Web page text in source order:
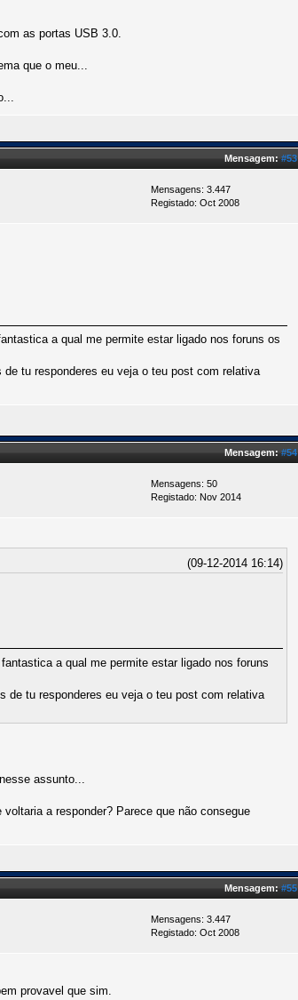
as portas USB 3.0.
que o meu...
Mensagem:#53
Mensagens: 3.447
Registado: Oct 2008
a qual me permite estar ligado nos foruns os
tu responderes eu veja o teu post com relativa
Mensagem:#54
Mensagens: 50
Registado: Nov 2014
(09-12-2014 16:14)
a qual me permite estar ligado nos foruns
de tu responderes eu veja o teu post com relativa
assunto...
a responder? Parece que não consegue
Mensagem:#55
Mensagens: 3.447
Registado: Oct 2008
provavel que sim.